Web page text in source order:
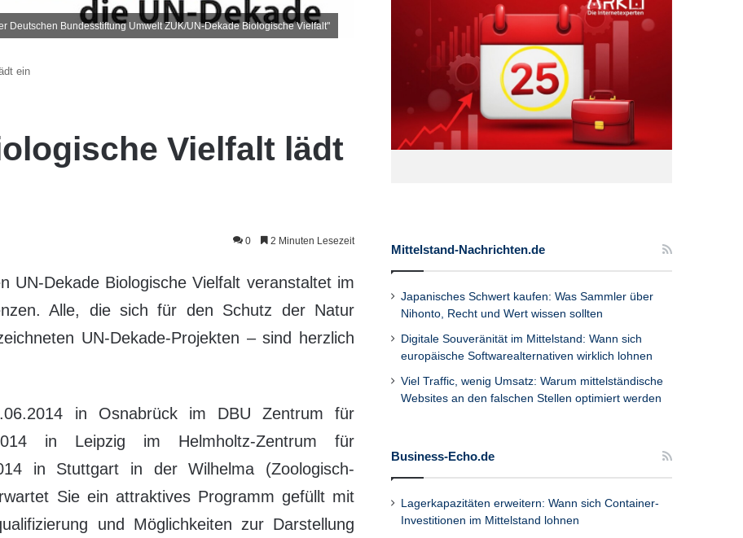
Deutschen Bundesstiftung Umwelt ZUK/UN-Dekade Biologische Vielfalt"
ein
Vielfalt lädt
0 2 Minuten Lesezeit
UN-Dekade Biologische Vielfalt veranstaltet im
Alle, die sich für den Schutz der Natur
UN-Dekade-Projekten – sind herzlich
in Osnabrück im DBU Zentrum für
in Leipzig im Helmholtz-Zentrum für
in Stuttgart in der Wilhelma (Zoologisch-
Sie ein attraktives Programm gefüllt mit
und Möglichkeiten zur Darstellung
Mittelstand-Nachrichten.de
Japanisches Schwert kaufen: Was Sammler über
Nihonto, Recht und Wert wissen sollten
Digitale Souveränität im Mittelstand: Wann sich
europäische Softwarealternativen wirklich lohnen
Viel Traffic, wenig Umsatz: Warum mittelständische
Websites an den falschen Stellen optimiert werden
Business-Echo.de
Lagerkapazitäten erweitern: Wann sich Container-
Investitionen im Mittelstand lohnen